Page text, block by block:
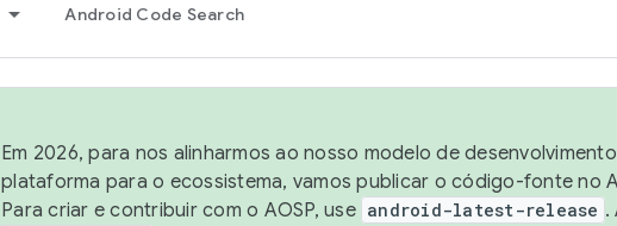
Android Code Search
Em 2026, para nos alinharmos ao nosso modelo de
plataforma para o ecossistema, vamos publicar o código-fonte no
Para criar e contribuir com o AOSP, use android-latest-release .